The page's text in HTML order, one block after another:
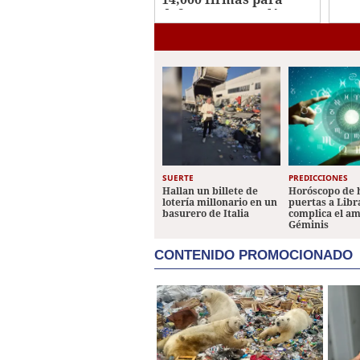
definir juicio político
SUERTE
Hallan un billete de
lotería millonario en un
basurero de Italia
PREDICCIONES
Horóscopo de
puertas a
complica el
Géminis
CONTENIDO PROMOCIONADO